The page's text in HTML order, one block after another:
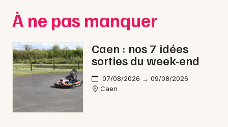
Soirées
Sorties famille
Expos
Strasbourg
Toulouse
Toutes les villes
À ne pas manquer
Caen : nos 7 idées
sorties du week-end
07/08/2026 → 09/08/2026
Caen